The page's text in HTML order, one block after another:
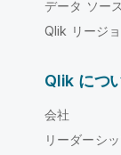
データ ソー
Qlik リージ
Qlik につ
会社
リーダーシ